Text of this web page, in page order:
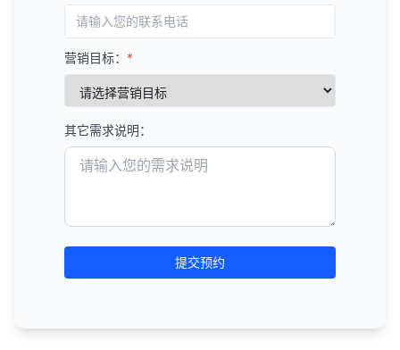
营销目标： *
其它需求说明：
提交预约